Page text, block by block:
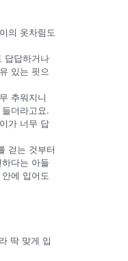
의 옷차림도
답답하거나
있는 핏으
추워지니
더라고요.
가 너무 답
걷는 것부터
다는 아들
에 입어도
딱 맞게 입